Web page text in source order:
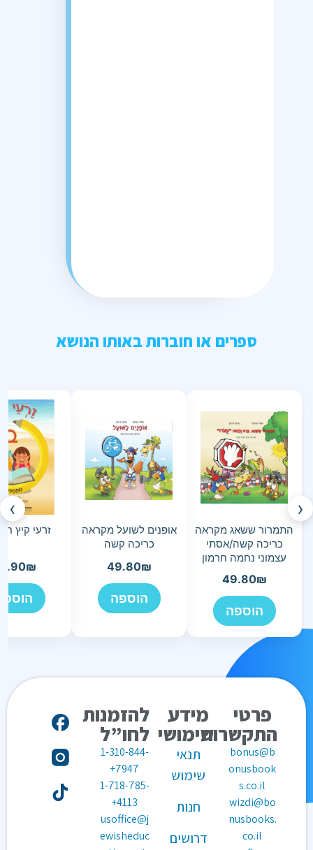
ספרים או חוברות באותו הנושא
‹
התמרור ששאג מקראה
כריכה קשה/אסתי
עצמוני נחמה חרמון
49.80₪
הוספה
אופנים לשועל מקראה
כריכה קשה
49.80₪
הוספה
זרעי קיץ
₪
›
פרטי
התקשרות
bonus@b
onusbook
s.co.il
wizdi@bo
nusbooks.
co.il
מידע
שימושי
תנאי
שימוש
חנות
דרושים
להזמנות
לחו”ל
1-310-844-
7947+
1-718-785-
4113+
usoffice@j
ewisheduc